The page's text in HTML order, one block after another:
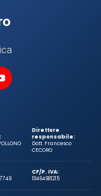
Direttore
responsabile:
Dott. Francesco
CECORO
CF/P. IVA:
10464981215